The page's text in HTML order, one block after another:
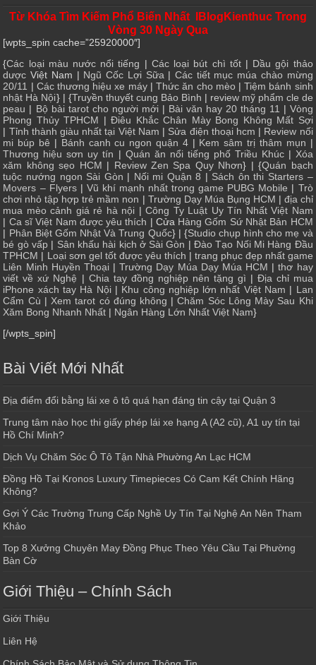
Từ Khóa Tìm Kiếm Phổ Biến Nhất IBlogKienthuc Trong
Vòng 30 Ngày Qua
[wpts_spin cache=”25920000″]
{Các loại màu nước nổi tiếng | Các loại bút chì tốt| Dầu gội thảo
dược Việt Nam | Ngũ Cốc Lợi Sữa| Các tiết mục múa chào mừng
20/11 | Các thương hiệu xe máy|Thức ăn cho mèo|Tiệm bánh sinh
nhật Hà Nội} | {Truyền thuyết cung Bảo Bình | review mỹ phẩm cle de
peau | Bộ bài tarot cho người mới| Bài văn hay 20 tháng 11 | Vòng
Phong Thủy TPHCM |Điêu Khắc Chân Mày Bong Không Mất Sợi
| Tỉnh thành giàu nhất tại Việt Nam | Sửa điện thoại hcm | Review nối
mi búp bê | Bánh canh cu ngon quận 4| Kem sâm trị thâm mụn |
Thương hiệu sơn uy tín | Quán ăn nổi tiếng phố Triều Khúc| Xóa
xăm không sẹo HCM | Review Zen Spa Quy Nhơn} | {Quán bạch
tuộc nướng ngon Sài Gòn | Nối mi Quận 8 | Sách ôn thi Starters –
Movers – Flyers| Vũ khí mạnh nhất trong game PUBG Mobile | Trò
chơi nhỏ tập hợp trẻ mầm non | Trường Dạy Múa Bụng HCM | địa chỉ
mua mèo cảnh giá rẻ hà nội |Công Ty Luật Uy Tín Nhất Việt Nam
| Ca sĩ Việt Nam được yêu thích | Cửa Hàng Gốm Sứ Nhật Bản HCM
| Phân Biệt Gốm Nhật Và Trung Quốc} | {Studio chụp hình cho mẹ và
bé gò vấp | Sân khấu hài kịch ở Sài Gòn |Đào Tạo Nối Mi Hàng Đầu
TPHCM | Loại sơn gel tốt được yêu thích | trang phục đẹp nhất game
Liên Minh Huyền Thoại|Trường Dạy Múa Dạy Múa HCM |thơ hay
viết về xứ Nghệ | Chia tay đồng nghiệp nên tặng gì | Địa chỉ mua
iPhone xách tay Hà Nội| Khu công nghiệp lớn nhất Việt Nam | Lan
Cẩm Cù |Xem tarot có đúng không |Chăm Sóc Lông Mày Sau Khi
Xăm Bong Nhanh Nhất | Ngân Hàng Lớn Nhất Việt Nam}
[/wpts_spin]
Bài Viết Mới Nhất
Địa điểm đổi bằng lái xe ô tô quá hạn đáng tin cậy tại Quận 3
Trung tâm nào học thi giấy phép lái xe hạng A (A2 cũ), A1 uy tín tại
Hồ Chí Minh?
Dịch Vụ Chăm Sóc Ô Tô Tận Nhà Phường An Lạc HCM
Đồng Hồ Tại Kronos Luxury Timepieces Có Cam Kết Chính Hãng
Không?
Gợi Ý Các Trường Trung Cấp Nghề Uy Tín Tại Nghệ An Nên Tham
Khảo
Top 8 Xưởng Chuyên May Đồng Phục Theo Yêu Cầu Tại Phường
Bàn Cờ
Giới Thiệu – Chính Sách
Giới Thiệu
Liên Hệ